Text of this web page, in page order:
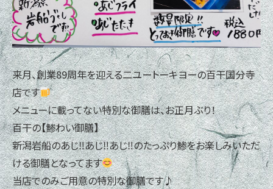
来月、創業89周年を迎える二ユートーキヨーの百干国分寺
店です
メニューに載ってない特別な御膳は、お正月ぶり！
百干の【鯵わい御膳】
新潟岩船のあじ‼あじ‼あじ‼のたっぷり鯵をお楽しみいただ
ける御膳となってます
当店でのみご用意の特別な御膳です♪